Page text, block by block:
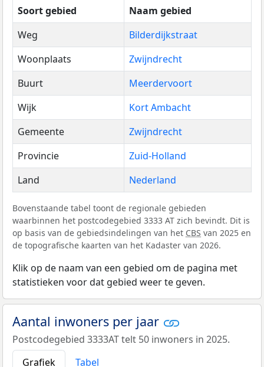
Soort gebied
Naam gebied
Weg
Bilderdijkstraat
Woonplaats
Zwijndrecht
Buurt
Meerdervoort
Wijk
Kort Ambacht
Gemeente
Zwijndrecht
Provincie
Zuid-Holland
Land
Nederland
Bovenstaande tabel toont de regionale gebieden
waarbinnen het postcodegebied 3333 AT zich bevindt. Dit is
op basis van de gebiedsindelingen van het CBS van 2025 en
de topografische kaarten van het Kadaster van 2026.
Klik op de naam van een gebied om de pagina met
statistieken voor dat gebied weer te geven.
Aantal inwoners per jaar
Postcodegebied 3333AT telt 50 inwoners in 2025.
Grafiek
Tabel